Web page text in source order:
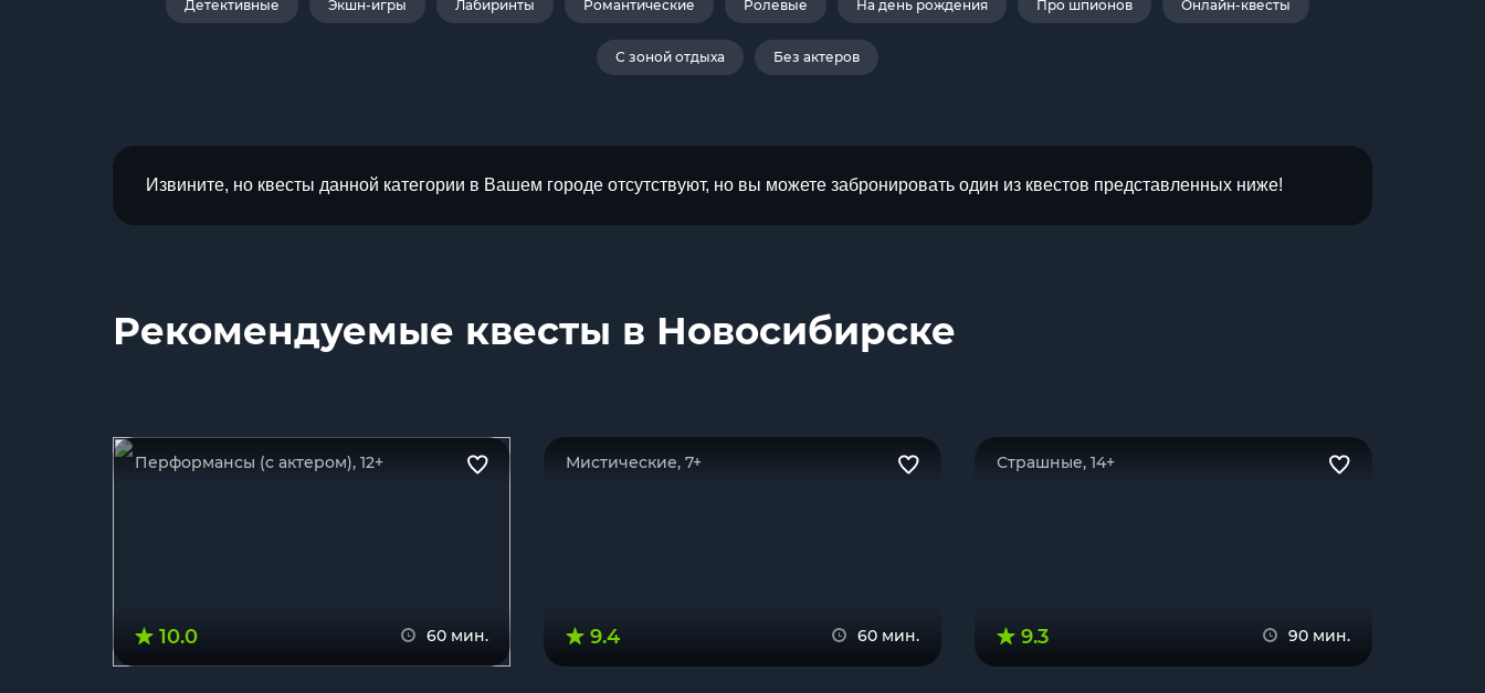
Детективные Экшн-игры Лабиринты Романтические Ролевые На день рождения Про шпионов Онлайн-квесты
С зоной отдыха Без актеров
Извините, но квесты данной категории в Вашем городе отсутствуют, но вы можете забронировать один из квестов представленных ниже!
Рекомендуемые квесты в Новосибирске
Перформансы (с актером), 12+
10.0 60 мин.
Мистические, 7+
9.4 60 мин.
Страшные, 14+
9.3 90 мин.